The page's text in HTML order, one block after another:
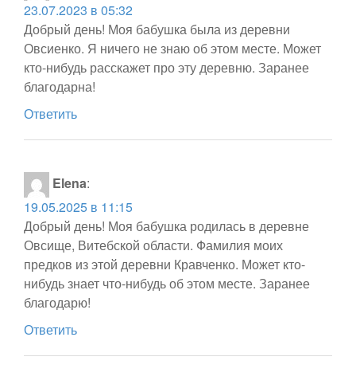
23.07.2023 в 05:32
Добрый день! Моя бабушка была из деревни
Овсиенко. Я ничего не знаю об этом месте. Может
кто-нибудь расскажет про эту деревню. Заранее
благодарна!
Ответить
Elena:
19.05.2025 в 11:15
Добрый день! Моя бабушка родилась в деревне
Овсище, Витебской области. Фамилия моих
предков из этой деревни Кравченко. Может кто-
нибудь знает что-нибудь об этом месте. Заранее
благодарю!
Ответить